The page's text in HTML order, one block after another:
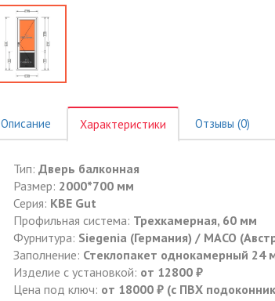
Описание Характеристики Отзывы (0)
Тип: Дверь балконная
Размер: 2000*700 мм
Серия: КВЕ Gut
Профильная система: Трехкамерная, 60 мм
Фурнитура: Siegenia (Германия) / MACO
Заполнение: Стеклопакет однокамерный 24
Изделие с установкой: от 12800 ₽
Цена под ключ: от 18000 ₽ (с ПВХ